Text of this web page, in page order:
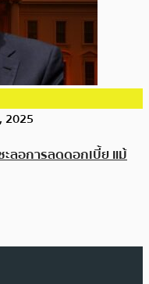
2025
ลอการลดดอกเบี้ย แม้